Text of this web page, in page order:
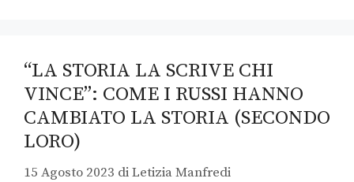
“LA STORIA LA SCRIVE CHI
VINCE”: COME I RUSSI HANNO
CAMBIATO LA STORIA (SECONDO
LORO)
15 Agosto 2023 diLetizia Manfredi